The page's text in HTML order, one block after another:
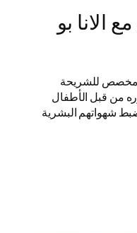
بو
مخصص للشريحة
من قبل الأطفال
شهواتهم البشرية